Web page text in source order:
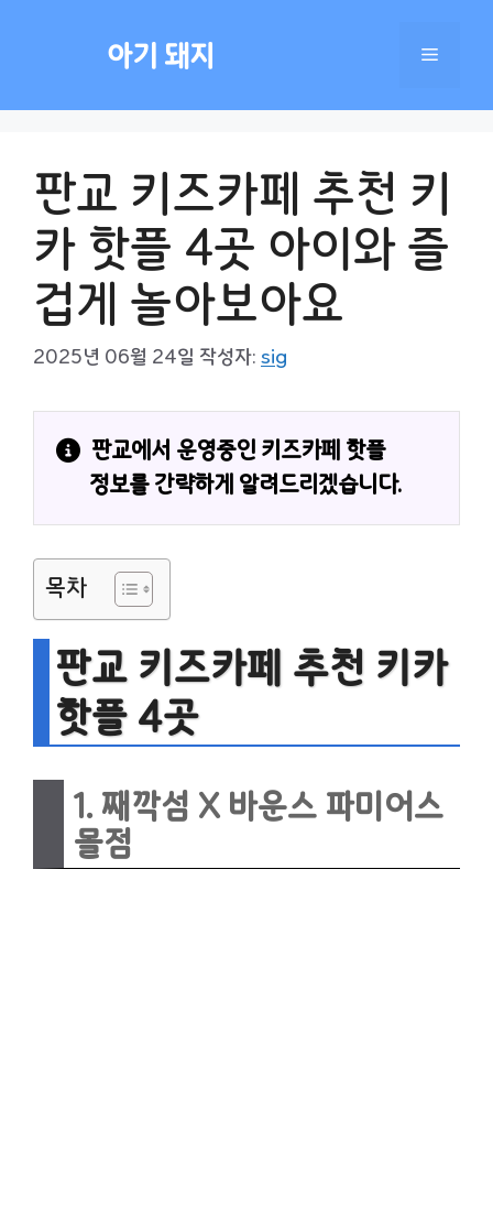
아기 돼지 메
판교 키즈카페 추천 키
카 핫플 4곳 아이와 즐
겁게 놀아보아요
2025년 06월 24일 작성자: sig
판교에서 운영중인 키즈카페 핫플
정보를 간략하게 알려드리겠습니다.
목차
판교 키즈카페 추천 키카
핫플 4곳
1. 째깍섬 X 바운스 파미어스
몰점